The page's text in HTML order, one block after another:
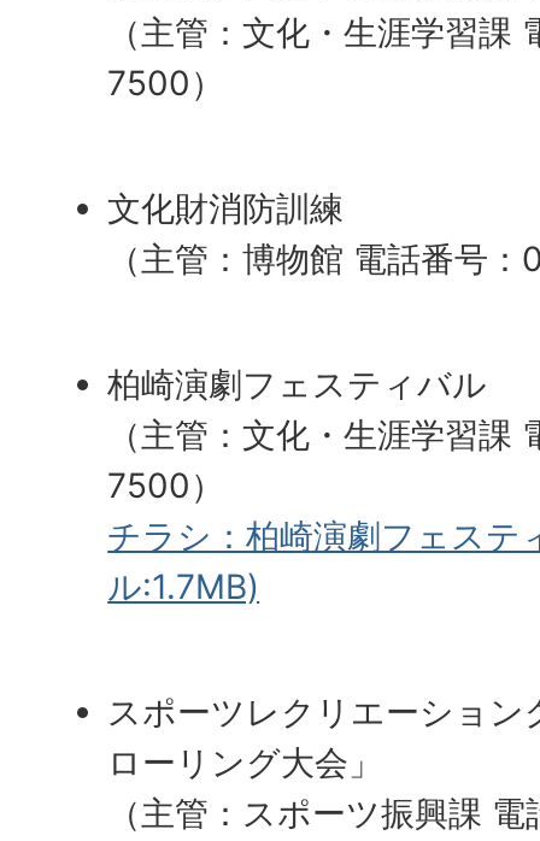
（主管：文化・生涯学習
7500）
文化財消防訓練
（主管：博物館 電話番号
柏崎演劇フェスティバル
（主管：文化・生涯学習
7500）
チラシ：柏崎演劇フェステ
ル:1.7MB)
スポーツレクリエーショ
ローリング大会」
（主管：スポーツ振興課